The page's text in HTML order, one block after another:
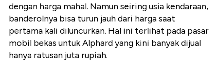
dengan harga mahal. Namun seiring usia kendaraan,
banderolnya bisa turun jauh dari harga saat
pertama kali diluncurkan. Hal ini terlihat pada pasar
mobil bekas untuk Alphard yang kini banyak dijual
hanya ratusan juta rupiah.